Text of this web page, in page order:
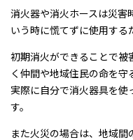
消火器や消火ホースは災害
いう時に慌てずに使用する
初期消火ができることで被
く仲間や地域住民の命を守
実際に自分で消火器具を使
す。
また火災の場合は、地域